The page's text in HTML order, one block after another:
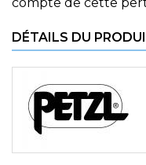
DÉTAILS DU